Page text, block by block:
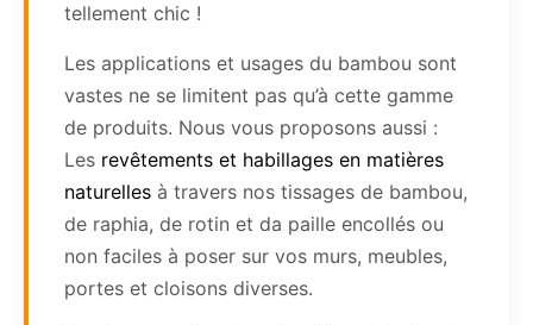
tellement chic !
Les applications et usages du bambou sont
vastes ne se limitent pas qu’à cette gamme
de produits. Nous vous proposons aussi :
Les revêtements et habillages en matières
naturelles à travers nos tissages de bambou,
de raphia, de rotin et da paille encollés ou
non faciles à poser sur vos murs, meubles,
portes et cloisons diverses.